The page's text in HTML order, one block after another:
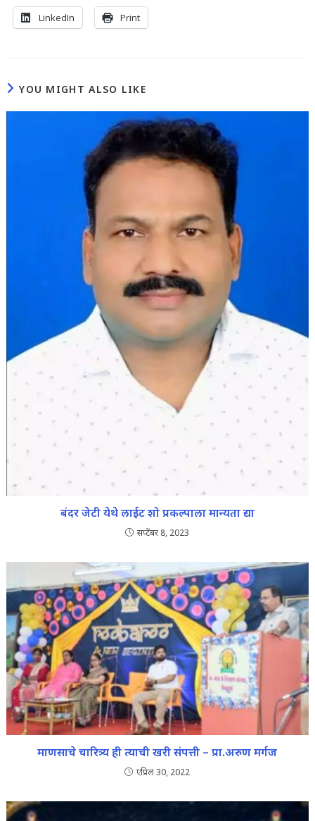
LinkedIn Print
YOU MIGHT ALSO LIKE
बंदर जेटी येथे लाईट शो प्रकल्पाला मान्यता द्या
सप्टेंबर 8, 2023
माणसाचे चारित्र्य ही त्याची खरी संपत्ती – प्रा.अरुण मर्गज
एप्रिल 30, 2022